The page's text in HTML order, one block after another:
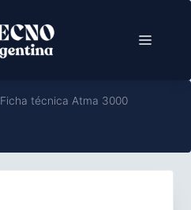
Menú
Ficha técnica Atma 3000